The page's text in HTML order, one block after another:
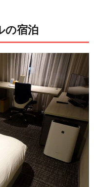
の宿泊